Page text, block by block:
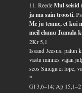
11. ReedeMul seisid
ja ma sain troosti.
Me ju teame, et kui
meil elamu Jumala
2Kr 5,1
Issand Jeesus, palun
vastu minnes vajan
seos Sinuga ei lõpe,
*
Gl 3,6–14; Ap